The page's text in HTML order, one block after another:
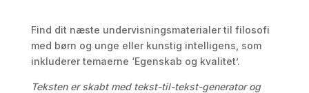
Find dit næste undervisningsmaterialer til filosofi
med børn og unge eller kunstig intelligens, som
inkluderer temaerne ‘Egenskab og kvalitet’.
Teksten er skabt med tekst-til-tekst-generator og